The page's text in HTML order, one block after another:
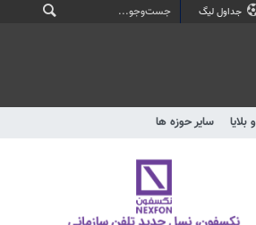
جداول لیگ
سایر حوزه ها